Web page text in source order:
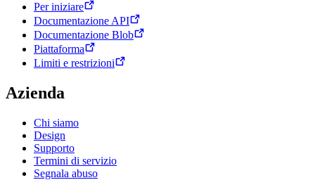
Per iniziare
Documentazione API
Documentazione Blob
Piattaforma
Limiti e restrizioni
Azienda
Chi siamo
Design
Supporto
Termini di servizio
Segnala abuso